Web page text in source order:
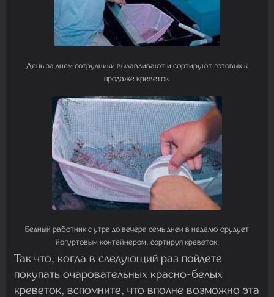
День за днем сотрудники вылавливают и сортируют готовых к
продаже креветок.
Бедный работник с утра до вечера семь дней в неделю орудует
йогуртовым контейнером, сортируя креветок.
Так что, когда в следующий раз пойдете
покупать очаровательных красно-белых
креветок, вспомните, что вполне возможно эта